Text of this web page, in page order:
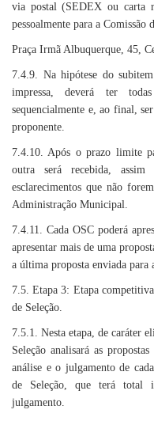
via postal (SEDEX ou carta
pessoalmente para a Comissão
Praça Irmã Albuquerque, 45,
7.4.9. Na hipótese do
impressa, deverá ter
sequencialmente e, ao final,
proponente.
7.4.10. Após o prazo limite
outra será recebida,
esclarecimentos que não
Administração Municipal.
7.4.11. Cada OSC poderá
apresentar mais de uma
a última proposta enviada para
7.5. Etapa 3: Etapa
de Seleção.
7.5.1. Nesta etapa, de caráter
Seleção analisará as
análise e o julgamento de
de Seleção, que terá total
julgamento.